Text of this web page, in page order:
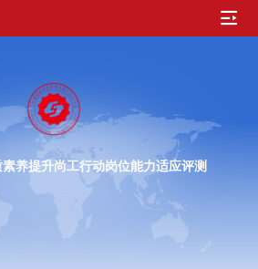
养提升尚工行动岗位能力适应评测